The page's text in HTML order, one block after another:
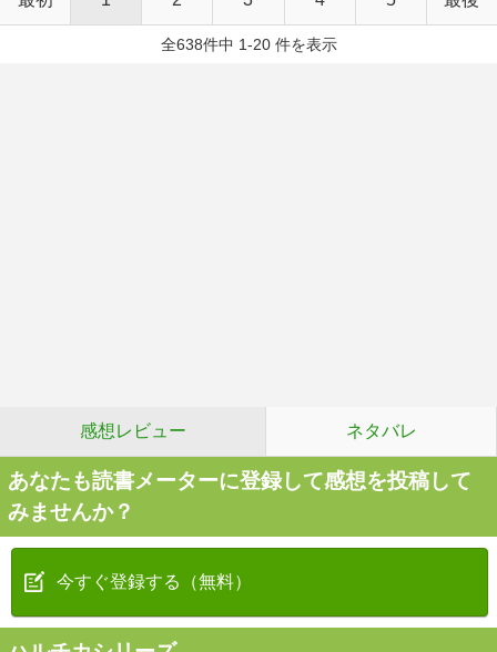
全638件中 1-20 件を表示
感想レビュー ネタバレ
あなたも読書メーターに登録して感想を投稿して
みませんか？
今すぐ登録する（無料）